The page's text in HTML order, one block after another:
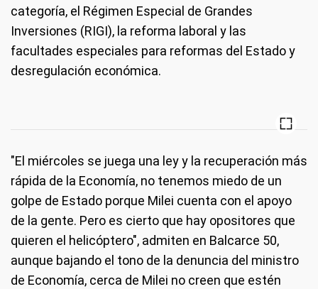
categoría, el Régimen Especial de Grandes
Inversiones (RIGI), la reforma laboral y las
facultades especiales para reformas del Estado y
desregulación económica.
"El miércoles se juega una ley y la recuperación más
rápida de la Economía, no tenemos miedo de un
golpe de Estado porque Milei cuenta con el apoyo
de la gente. Pero es cierto que hay opositores que
quieren el helicóptero", admiten en Balcarce 50,
aunque bajando el tono de la denuncia del ministro
de Economía, cerca de Milei no creen que estén